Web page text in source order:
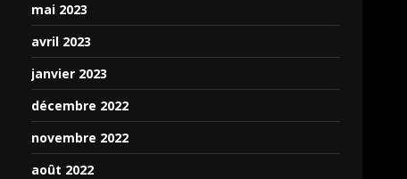
mai 2023
avril 2023
janvier 2023
décembre 2022
novembre 2022
août 2022